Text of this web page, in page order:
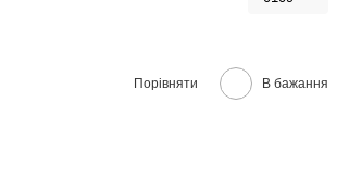
Порівняти В бажання